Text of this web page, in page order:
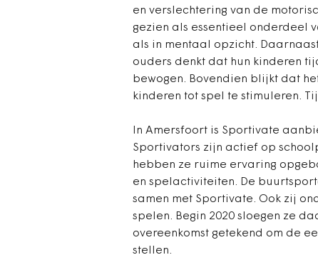
en verslechtering van de
gezien als essentieel onderdeel
als in mentaal opzicht.
ouders denkt dat hun kinderen
bewogen. Bovendien blijkt dat
kinderen tot spel te stimuleren.
In Amersfoort is Sportivate
Sportivators zijn actief op
hebben ze ruime ervaring
en spelactiviteiten. De
samen met Sportivate. Ook zij
spelen. Begin 2020 sloegen ze
overeenkomst getekend om de
stellen.